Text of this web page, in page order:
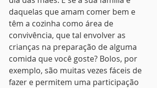
daquelas que amam comer bem e
têm a cozinha como área de
convivência, que tal envolver as
crianças na preparação de alguma
comida que você goste? Bolos, por
exemplo, são muitas vezes fáceis de
fazer e permitem uma participação